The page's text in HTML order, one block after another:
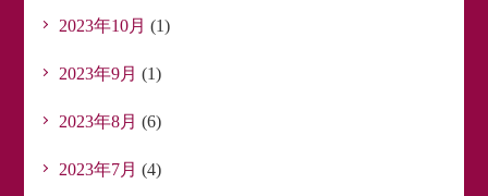
2023年10月 (1)
2023年9月 (1)
2023年8月 (6)
2023年7月 (4)